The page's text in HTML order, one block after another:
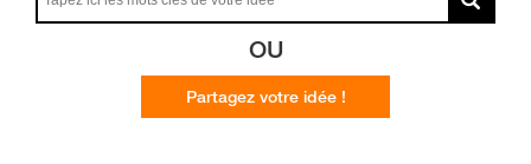
OU
Partagez votre idée !